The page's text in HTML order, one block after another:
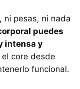
ni pesas, ni nada
puedes
intensa y
core desde
funcional.